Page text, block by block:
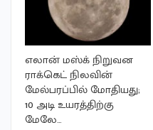
எலான் மஸ்க் நிறுவன
ராக்கெட் நிலவின்
மேல்பரப்பில் மோதியது;
10 அடி உயரத்திற்கு
மேலே…